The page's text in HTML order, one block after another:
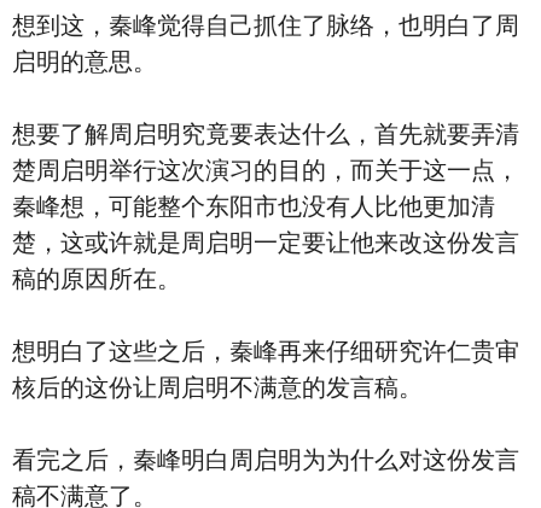
想到这，秦峰觉得自己抓住了脉络，也明白了周
启明的意思。
想要了解周启明究竟要表达什么，首先就要弄清
楚周启明举行这次演习的目的，而关于这一点，
秦峰想，可能整个东阳市也没有人比他更加清
楚，这或许就是周启明一定要让他来改这份发言
稿的原因所在。
想明白了这些之后，秦峰再来仔细研究许仁贵审
核后的这份让周启明不满意的发言稿。
看完之后，秦峰明白周启明为为什么对这份发言
稿不满意了。